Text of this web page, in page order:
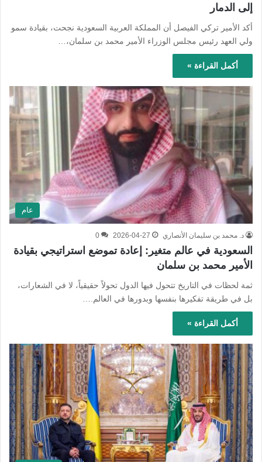
إلى الدمار
أكد الأمير تركي الفيصل أن المملكة العربية السعودية نجحت، بقيادة سمو
ولي العهد رئيس مجلس الوزراء الأمير محمد بن سلمان،…
أكمل القراءة »
عام
د. محمد بن سليمان الأنصاري 2026-04-27
0
السعودية في عالم متغير: إعادة تموضع استراتيجي بقيادة
الأمير محمد بن سلمان
ثمة لحظات في التاريخ تتحول فيها الدول تحولاً حقيقياً، لا في الشعارات،
بل في طريقة تفكيرها بنفسها وبدورها في العالم.…
أكمل القراءة »